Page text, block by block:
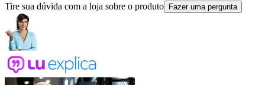
Tire sua dúvida com a loja sobre o produto Fazer uma pergunta